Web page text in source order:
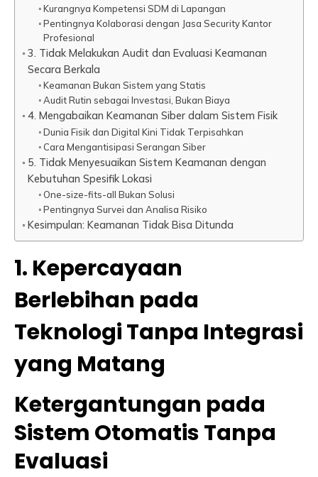
Kurangnya Kompetensi SDM di Lapangan
Pentingnya Kolaborasi dengan Jasa Security Kantor
Profesional
3. Tidak Melakukan Audit dan Evaluasi Keamanan
Secara Berkala
Keamanan Bukan Sistem yang Statis
Audit Rutin sebagai Investasi, Bukan Biaya
4. Mengabaikan Keamanan Siber dalam Sistem Fisik
Dunia Fisik dan Digital Kini Tidak Terpisahkan
Cara Mengantisipasi Serangan Siber
5. Tidak Menyesuaikan Sistem Keamanan dengan
Kebutuhan Spesifik Lokasi
One-size-fits-all Bukan Solusi
Pentingnya Survei dan Analisa Risiko
Kesimpulan: Keamanan Tidak Bisa Ditunda
1. Kepercayaan
Berlebihan pada
Teknologi Tanpa Integrasi
yang Matang
Ketergantungan pada
Sistem Otomatis Tanpa
Evaluasi